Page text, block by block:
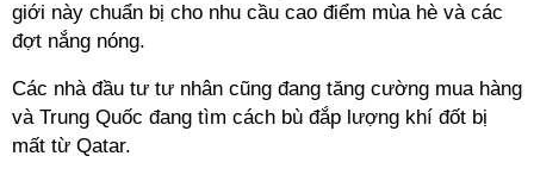
giới này chuẩn bị cho nhu cầu cao điểm mùa hè và các
đợt nắng nóng.
Các nhà đầu tư tư nhân cũng đang tăng cường mua hàng
và Trung Quốc đang tìm cách bù đắp lượng khí đốt bị
mất từ ​​Qatar.